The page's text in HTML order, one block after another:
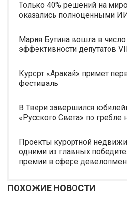
Только 40% решений на
оказались полноценными
Мария Бутина вошла в
эффективности депутатов
Курорт «Аракай» примет
фестиваль
В Твери завершился
«Русского Света» по гребле
Проекты курортной
одними из главных
премии в сфере
ПОХОЖИЕ НОВОСТИ